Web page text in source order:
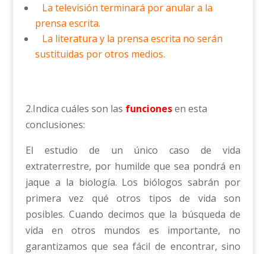
La televisión terminará por anular a la
prensa escrita.
La literatura y la prensa escrita no serán
sustituidas por otros medios.
2.Indica cuáles son las funcionesen esta
conclusiones:
El estudio de un único caso de vida
extraterrestre, por humilde que sea pondrá en
jaque a la biología. Los biólogos sabrán por
primera vez qué otros tipos de vida son
posibles. Cuando decimos que la búsqueda de
vida en otros mundos es importante, no
garantizamos que sea fácil de encontrar, sino